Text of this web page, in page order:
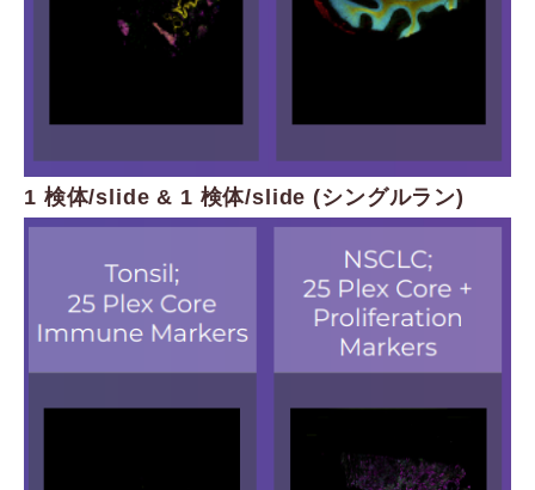
1 検体/slide & 1 検体/slide (シングルラン)